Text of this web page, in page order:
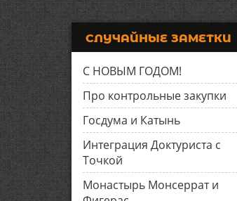
СЛУЧАЙНЫЕ ЗАМЕТКИ
С НОВЫМ ГОДОМ!
Про контрольные закупки
Госдума и Катынь
Интеграция Доктуриста с
Точкой
Монастырь Монсеррат и